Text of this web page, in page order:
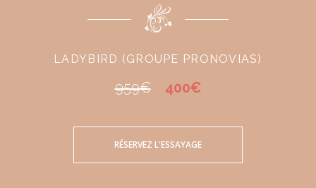
LADYBIRD (GROUPE PRONOVIAS)
959€ 400€
RÉSERVEZ L'ESSAYAGE